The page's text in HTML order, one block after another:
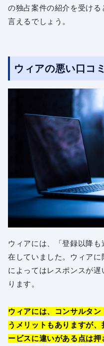
の独占案件の紹介を受け
言えるでしょう。
ウィアの悪い口コミ
ウィアには、「登録以降
在していました。ウィア
によってはレスポンスが
ります。
ウィアには、コンサルタ
うメリットもありますが
ービスに違いがある点は